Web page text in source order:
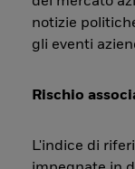
notizie
gli eventi
Rischio
L'indice di